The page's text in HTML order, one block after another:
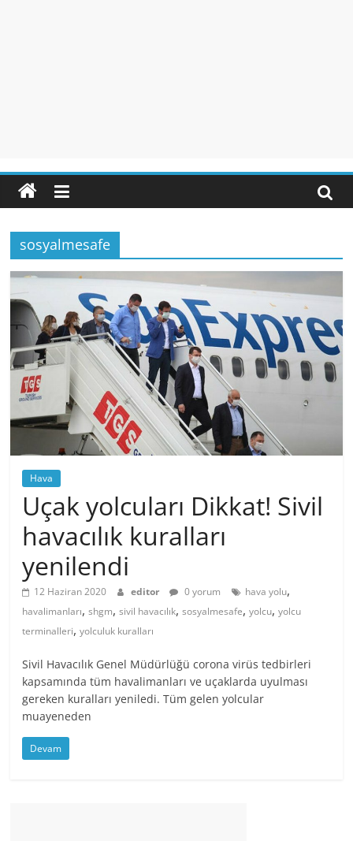
sosyalmesafe
Hava
Uçak yolcuları Dikkat! Sivil
havacılık kuralları
yenilendi
12 Haziran 2020 editor 0 yorum hava yolu,
havalimanları,shgm,sivil havacılık,sosyalmesafe,yolcu,yolcu
terminalleri,yolculuk kuralları
Sivil Havacılık Genel Müdürlüğü corona virüs tedbirleri
kapsamında tüm havalimanları ve uçaklarda uyulması
gereken kuralları yeniledi. Tüm gelen yolcular
muayeneden
Devam